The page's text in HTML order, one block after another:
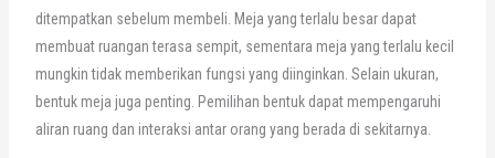
ditempatkan sebelum membeli. Meja yang terlalu besar dapat
membuat ruangan terasa sempit, sementara meja yang terlalu kecil
mungkin tidak memberikan fungsi yang diinginkan. Selain ukuran,
bentuk meja juga penting. Pemilihan bentuk dapat mempengaruhi
aliran ruang dan interaksi antar orang yang berada di sekitarnya.